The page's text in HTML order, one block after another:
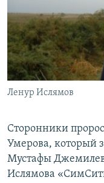
ПОБЕДИТЕЛЕЙ НЕ
КРЫМ.НЕПОКОРЕННЫЙ
ELIFBE
УКРАИНСКАЯ
ПРИСОЕДИНЯЙТЕСЬ!
Все сайты RFE/RL
Ленур Ислямов
Сторонники
Умерова, который
Мустафы
Ислямова